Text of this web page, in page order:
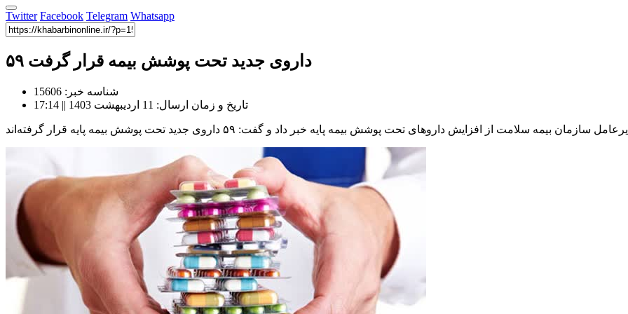
Twitter Facebook Telegram Whatsapp
۵۹ داروی جدید تحت پوشش بیمه قرار گرفت
شناسه خبر: 15606
تاریخ و زمان ارسال: 11 اردیبهشت 1403 || 17:14